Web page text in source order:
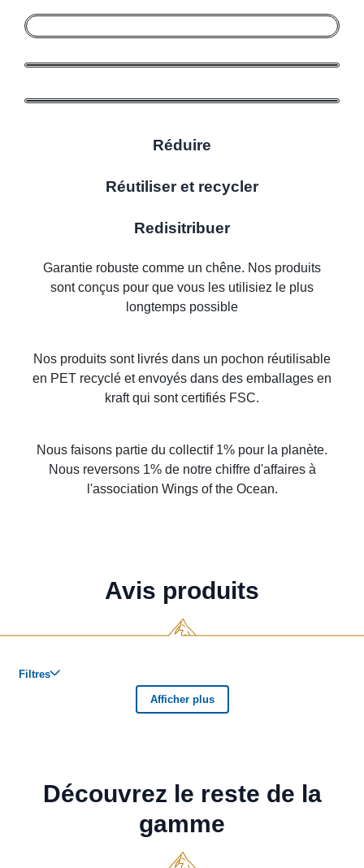
Réduire
Réutiliser et recycler
Redisitribuer
Garantie robuste comme un chêne. Nos produits
sont conçus pour que vous les utilisiez le plus
longtemps possible
Nos produits sont livrés dans un pochon réutilisable
en PET recyclé et envoyés dans des emballages en
kraft qui sont certifiés FSC.
Nous faisons partie du collectif 1% pour la planète.
Nous reversons 1% de notre chiffre d'affaires à
l'association Wings of the Ocean.
Avis produits
Découvrez le reste de la
gamme